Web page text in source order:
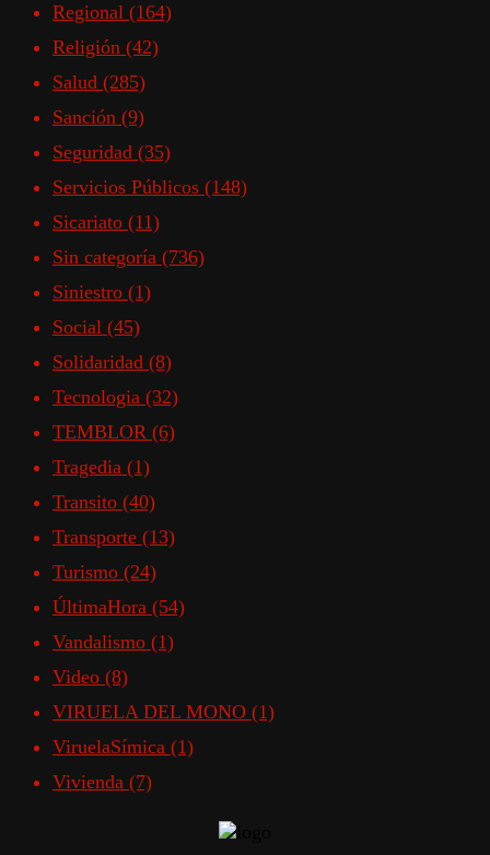
Regional (164)
Religión (42)
Salud (285)
Sanción (9)
Seguridad (35)
Servicios Públicos (148)
Sicariato (11)
Sin categoría (736)
Siniestro (1)
Social (45)
Solidaridad (8)
Tecnologia (32)
TEMBLOR (6)
Tragedia (1)
Transito (40)
Transporte (13)
Turismo (24)
ÚltimaHora (54)
Vandalismo (1)
Video (8)
VIRUELA DEL MONO (1)
ViruelaSímica (1)
Vivienda (7)